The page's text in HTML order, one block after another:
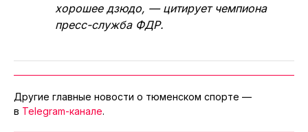
хорошее дзюдо, — цитирует чемпиона
пресс-служба ФДР.
Другие главные новости о тюменском спорте —
в Telegram-канале.